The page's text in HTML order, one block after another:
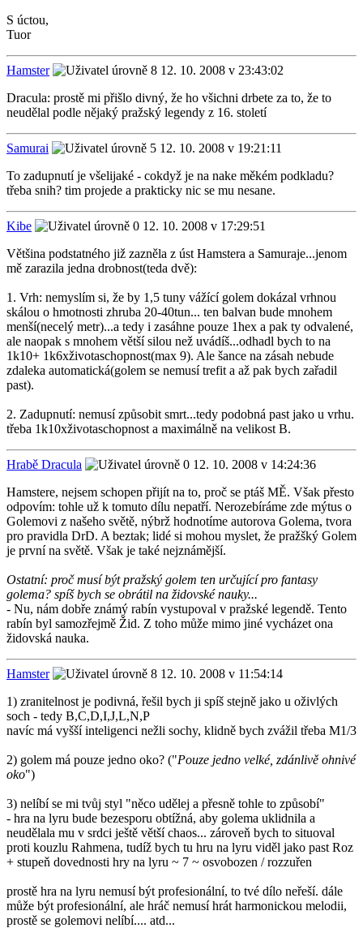
S úctou,
Tuor
Hamster
12. 10. 2008 v 23:43:02
Dracula: prostě mi přišlo divný, že ho všichni drbete za to, že to
neudělal podle nějaký pražský legendy z 16. století
Samurai
12. 10. 2008 v 19:21:11
To zadupnutí je všelijaké - cokdyž je na nake měkém podkladu?
třeba snih? tim projede a prakticky nic se mu nesane.
Kibe
12. 10. 2008 v 17:29:51
Většina podstatného již zazněla z úst Hamstera a Samuraje...jenom
mě zarazila jedna drobnost(teda dvě):
1. Vrh: nemyslím si, že by 1,5 tuny vážící golem dokázal vrhnou
skálou o hmotnosti zhruba 20-40tun... ten balvan bude mnohem
menší(necelý metr)...a tedy i zasáhne pouze 1hex a pak ty odvalené,
ale naopak s mnohem větší silou než uvádíš...odhadl bych to na
1k10+ 1k6xživotaschopnost(max 9). Ale šance na zásah nebude
zdaleka automatická(golem se nemusí trefit a až pak bych zařadil
past).
2. Zadupnutí: nemusí způsobit smrt...tedy podobná past jako u vrhu.
třeba 1k10xživotaschopnost a maximálně na velikost B.
Hrabě Dracula
12. 10. 2008 v 14:24:36
Hamstere, nejsem schopen přijít na to, proč se ptáš MĚ. Však přesto
odpovím: tohle už k tomuto dílu nepatří. Nerozebíráme zde mýtus o
Golemovi z našeho světě, nýbrž hodnotíme autorova Golema, tvora
pro pravidla DrD. A beztak; lidé si mohou myslet, že pražšký Golem
je první na světě. Však je také nejznámější.
Ostatní: proč musí být pražský golem ten určující pro fantasy
golema? spíš bych se obrátil na židovské nauky...
- Nu, nám dobře známý rabín vystupoval v pražské legendě. Tento
rabín byl samozřejmě Žid. Z toho může mimo jiné vycházet ona
židovská nauka.
Hamster
12. 10. 2008 v 11:54:14
1) zranitelnost je podivná, řešil bych ji spíš stejně jako u oživlých
soch - tedy B,C,D,I,J,L,N,P
navíc má vyšší inteligenci nežli sochy, klidně bych zvážil třeba M1/3
2) golem má pouze jedno oko? ("Pouze jedno velké, zdánlivě ohnivé
oko")
3) nelíbí se mi tvůj styl "něco udělej a přesně tohle to způsobí"
- hra na lyru bude bezesporu obtížná, aby golema uklidnila a
neudělala mu v srdci ještě větší chaos... zároveň bych to situoval
proti kouzlu Rahmena, tudíž bych tu hru na lyru viděl jako past Roz
+ stupeň dovednosti hry na lyru ~ 7 ~ osvobozen / rozzuřen
prostě hra na lyru nemusí být profesionální, to tvé dílo neřeší. dále
může být profesionální, ale hráč nemusí hrát harmonickou melodii,
prostě se golemovi nelíbí.... atd...